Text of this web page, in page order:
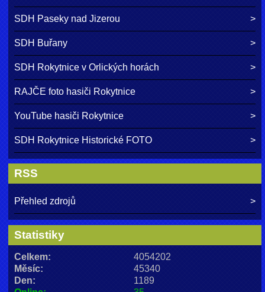
SDH Paseky nad Jizerou
SDH Buřany
SDH Rokytnice v Orlických horách
RAJČE foto hasiči Rokytnice
YouTube hasiči Rokytnice
SDH Rokytnice Historické FOTO
RSS
Přehled zdrojů
Statistiky
Celkem:
4054202
Měsíc:
45340
Den:
1189